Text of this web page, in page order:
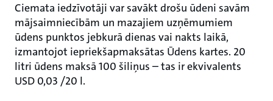
Ciemata iedzīvotāji var savākt drošu ūdeni savām
mājsaimniecībām un mazajiem uzņēmumiem
ūdens punktos jebkurā dienas vai nakts laikā,
izmantojot iepriekšapmaksātas Ūdens kartes. 20
litri ūdens maksā 100 šiliņus – tas ir ekvivalents
USD 0,03 /20 l.